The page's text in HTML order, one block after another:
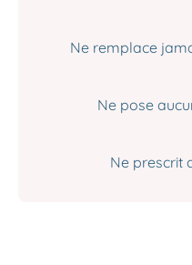
Ne remplace
Ne pose
Ne prescrit